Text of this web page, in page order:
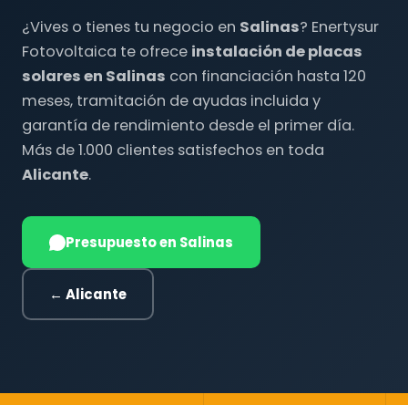
¿Vives o tienes tu negocio en Salinas? Enertysur
Fotovoltaica te ofrece instalación de placas
solares en Salinas con financiación hasta 120
meses, tramitación de ayudas incluida y
garantía de rendimiento desde el primer día.
Más de 1.000 clientes satisfechos en toda
Alicante.
Presupuesto en Salinas
← Alicante